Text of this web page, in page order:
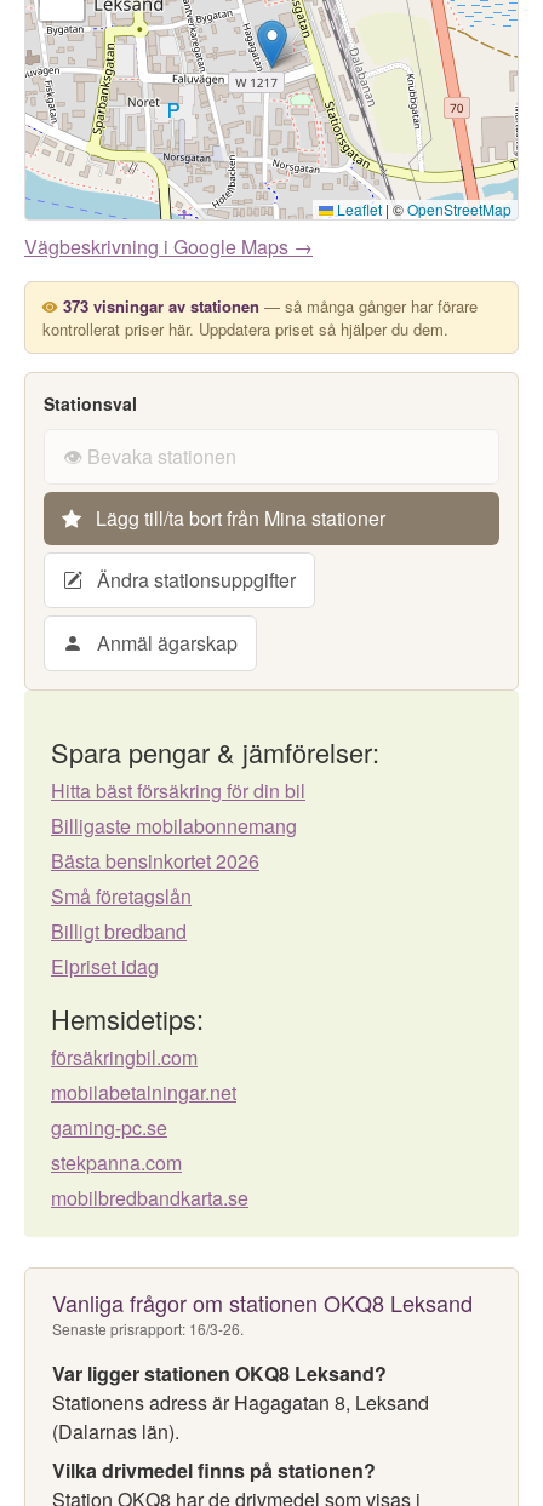
Leaflet |©OpenStreetMap
Vägbeskrivning i Google Maps →
373 visningar av stationen — så många gånger har förare
kontrollerat priser här. Uppdatera priset så hjälper du dem.
Stationsval
👁️ Bevaka stationen
Lägg till/ta bort från Mina stationer
Ändra stationsuppgifter
Anmäl ägarskap
Spara pengar & jämförelser:
Hitta bäst försäkring för din bil
Billigaste mobilabonnemang
Bästa bensinkortet 2026
Små företagslån
Billigt bredband
Elpriset idag
Hemsidetips:
försäkringbil.com
mobilabetalningar.net
gaming-pc.se
stekpanna.com
mobilbredbandkarta.se
Vanliga frågor om stationen OKQ8 Leksand
Senaste prisrapport: 16/3-26.
Var ligger stationen OKQ8 Leksand?
Stationens adress är Hagagatan 8, Leksand
(Dalarnas län).
Vilka drivmedel finns på stationen?
Station OKQ8 har de drivmedel som visas i